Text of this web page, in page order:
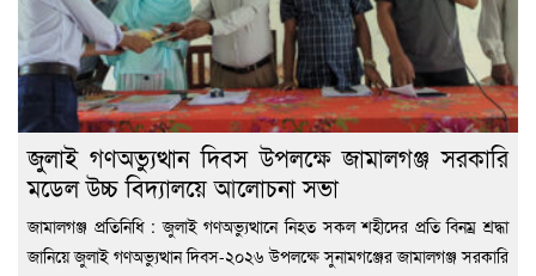
জুলাই গণঅভ্যুত্থান দিবস উপলক্ষে জামালগঞ্জ সরকারি
মডেল উচ্চ বিদ্যালয়ে আলোচনা সভা
জামালগঞ্জ প্রতিনিধি : জুলাই গণঅভ্যুত্থানে নিহত সকল শহীদের প্রতি বিনম্র শ্রদ্ধা
জানিয়ে জুলাই গণঅভ্যুত্থান দিবস-২০২৬ উপলক্ষে সুনামগঞ্জের জামালগঞ্জ সরকারি